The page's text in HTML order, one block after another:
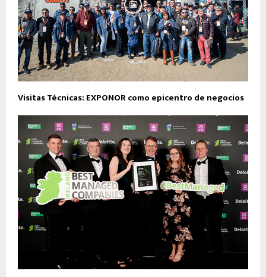
Visitas Técnicas: EXPONOR como epicentro de negocios